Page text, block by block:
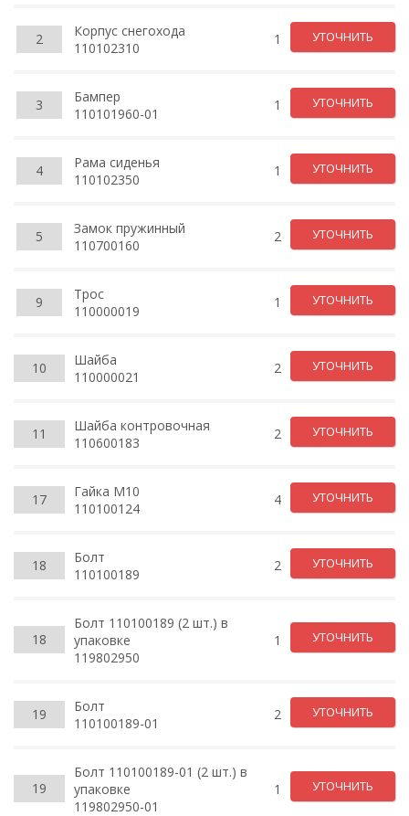
2
Корпус снегохода
110102310
1 УТОЧНИТЬ
3
Бампер
110101960-01
1 УТОЧНИТЬ
4
Рама сиденья
110102350
1 УТОЧНИТЬ
5
Замок пружинный
110700160
2 УТОЧНИТЬ
9
Трос
110000019
1 УТОЧНИТЬ
10
Шайба
110000021
2 УТОЧНИТЬ
11
Шайба контровочная
110600183
2 УТОЧНИТЬ
17
Гайка М10
110100124
4 УТОЧНИТЬ
18
Болт
110100189
2 УТОЧНИТЬ
18
Болт 110100189 (2 шт.) в
упаковке
119802950
1 УТОЧНИТЬ
19
Болт
110100189-01
2 УТОЧНИТЬ
19
Болт 110100189-01 (2 шт.) в
упаковке
119802950-01
1 УТОЧНИТЬ